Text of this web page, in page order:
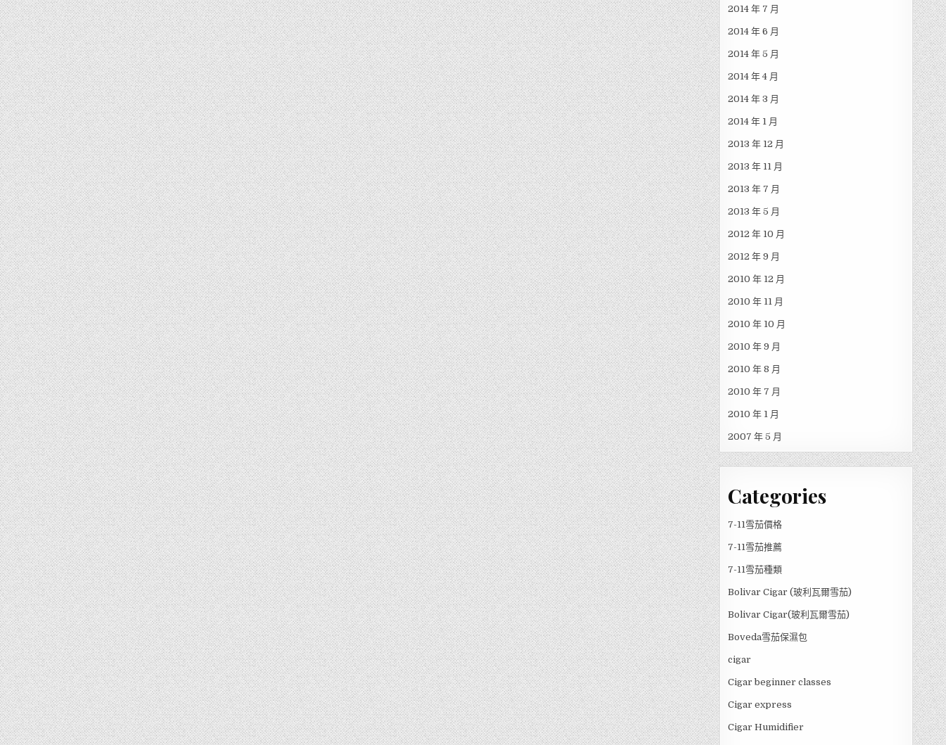
2014 年 7 月
2014 年 6 月
2014 年 5 月
2014 年 4 月
2014 年 3 月
2014 年 1 月
2013 年 12 月
2013 年 11 月
2013 年 7 月
2013 年 5 月
2012 年 10 月
2012 年 9 月
2010 年 12 月
2010 年 11 月
2010 年 10 月
2010 年 9 月
2010 年 8 月
2010 年 7 月
2010 年 1 月
2007 年 5 月
Categories
7-11雪茄價格
7-11雪茄推薦
7-11雪茄種類
Bolivar Cigar (玻利瓦爾雪茄)
Bolivar Cigar(玻利瓦爾雪茄)
Boveda雪茄保濕包
cigar
Cigar beginner classes
Cigar express
Cigar Humidifier